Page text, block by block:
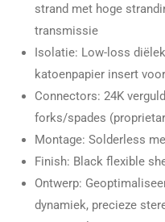
strand met hoge
transmissie
Isolatie: Low-loss
katoenpapier insert
Connectors: 24K
forks/spades
Montage: Solderless
Finish: Black flexible
Ontwerp:
dynamiek, precieze